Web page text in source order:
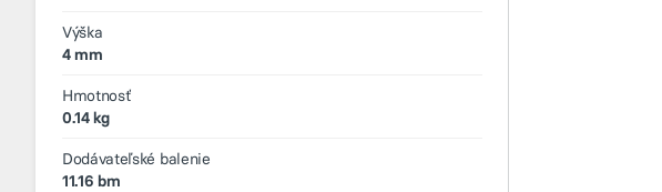
Výška
4 mm
Hmotnosť
0.14 kg
Dodávateľské balenie
11.16 bm